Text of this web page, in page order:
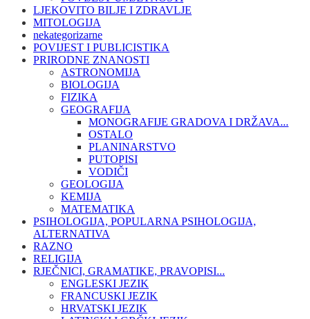
LJEKOVITO BILJE I ZDRAVLJE
MITOLOGIJA
nekategorizarne
POVIJEST I PUBLICISTIKA
PRIRODNE ZNANOSTI
ASTRONOMIJA
BIOLOGIJA
FIZIKA
GEOGRAFIJA
MONOGRAFIJE GRADOVA I DRŽAVA...
OSTALO
PLANINARSTVO
PUTOPISI
VODIČI
GEOLOGIJA
KEMIJA
MATEMATIKA
PSIHOLOGIJA, POPULARNA PSIHOLOGIJA,
ALTERNATIVA
RAZNO
RELIGIJA
RJEČNICI, GRAMATIKE, PRAVOPISI...
ENGLESKI JEZIK
FRANCUSKI JEZIK
HRVATSKI JEZIK